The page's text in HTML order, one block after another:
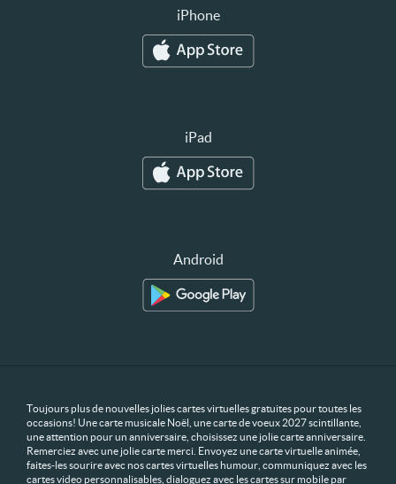
iPhone
iPad
Android
Toujours plus de nouvelles jolies cartes virtuelles gratuites pour toutes les
occasions! Une carte musicale Noël, une carte de voeux 2027 scintillante,
une attention pour un anniversaire, choisissez une jolie carte anniversaire.
Remerciez avec une jolie carte merci. Envoyez une carte virtuelle animée,
faites-les sourire avec nos cartes virtuelles humour, communiquez avec les
cartes video personnalisables, dialoguez avec les cartes sur mobile par